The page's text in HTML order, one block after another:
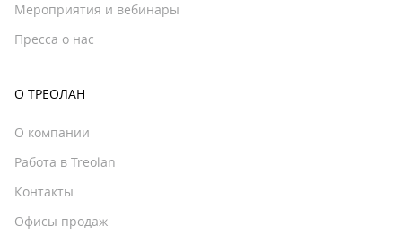
Мероприятия и вебинары
Пресса о нас
О ТРЕОЛАН
О компании
Работа в Treolan
Контакты
Офисы продаж